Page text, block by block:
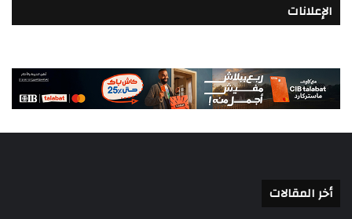
الإعلانات
أخر المقالات